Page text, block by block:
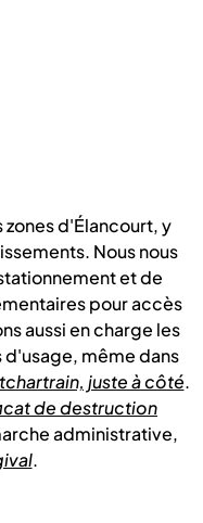
zones d'Élancourt, y
Nous nous
et de
pour accès
aussi en charge les
même dans
juste à côté.
de destruction
administrative,
.